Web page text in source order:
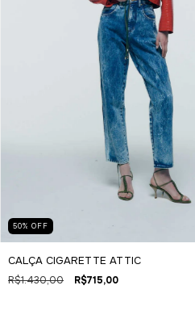
50% OFF
CALÇA CIGARETTE ATTIC
R$1.430,00 R$715,00